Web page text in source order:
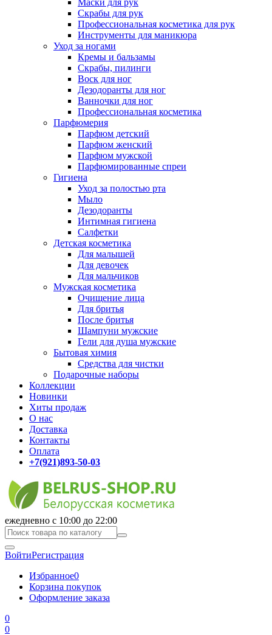
Маски для рук
Скрабы для рук
Профессиональная косметика для рук
Инструменты для маникюра
Уход за ногами
Кремы и бальзамы
Скрабы, пилинги
Воск для ног
Дезодоранты для ног
Ванночки для ног
Профессиональная косметика
Парфюмерия
Парфюм детский
Парфюм женский
Парфюм мужской
Парфюмированные спреи
Гигиена
Уход за полостью рта
Мыло
Дезодоранты
Интимная гигиена
Салфетки
Детская косметика
Для малышей
Для девочек
Для мальчиков
Мужская косметика
Очищение лица
Для бритья
После бритья
Шампуни мужские
Гели для душа мужские
Бытовая химия
Средства для чистки
Подарочные наборы
Коллекции
Новинки
Хиты продаж
О нас
Доставка
Контакты
Оплата
+7(921)893-50-03
ежедневно с 10:00 до 22:00
ВойтиРегистрация
Избранное0
Корзина покупок
Оформление заказа
0
0